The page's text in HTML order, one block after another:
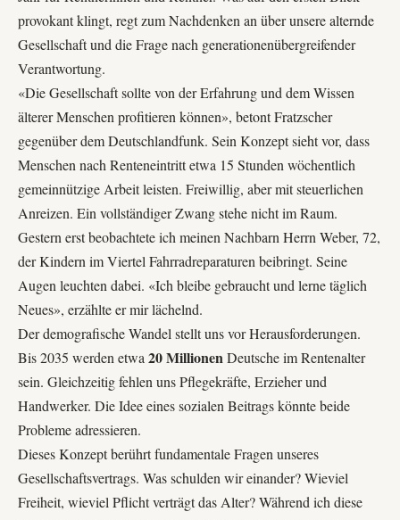
provokant klingt, regt zum Nachdenken an über unsere alternde
Gesellschaft und die Frage nach generationenübergreifender
Verantwortung.
«Die Gesellschaft sollte von der Erfahrung und dem Wissen
älterer Menschen profitieren können», betont Fratzscher
gegenüber demDeutschlandfunk. Sein Konzept sieht vor, dass
Menschen nach Renteneintritt etwa 15 Stunden wöchentlich
gemeinnützige Arbeit leisten. Freiwillig, aber mit steuerlichen
Anreizen. Ein vollständiger Zwang stehe nicht im Raum.
Gestern erst beobachtete ich meinen Nachbarn Herrn Weber, 72,
der Kindern im Viertel Fahrradreparaturen beibringt. Seine
Augen leuchten dabei. «Ich bleibe gebraucht und lerne täglich
Neues», erzählte er mir lächelnd.
Der demografische Wandel stellt uns vor Herausforderungen.
Bis 2035 werden etwa 20 MillionenDeutsche im Rentenalter
sein. Gleichzeitig fehlen uns Pflegekräfte, Erzieher und
Handwerker. Die Idee eines sozialen Beitrags könnte beide
Probleme adressieren.
Dieses Konzept berührt fundamentale Fragen unseres
Gesellschaftsvertrags. Was schulden wir einander? Wieviel
Freiheit, wieviel Pflicht verträgt das Alter? Während ich diese